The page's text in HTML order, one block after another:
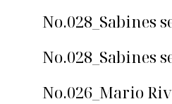
No.028_Sabines
No.028_Sabines
No.026_Mario